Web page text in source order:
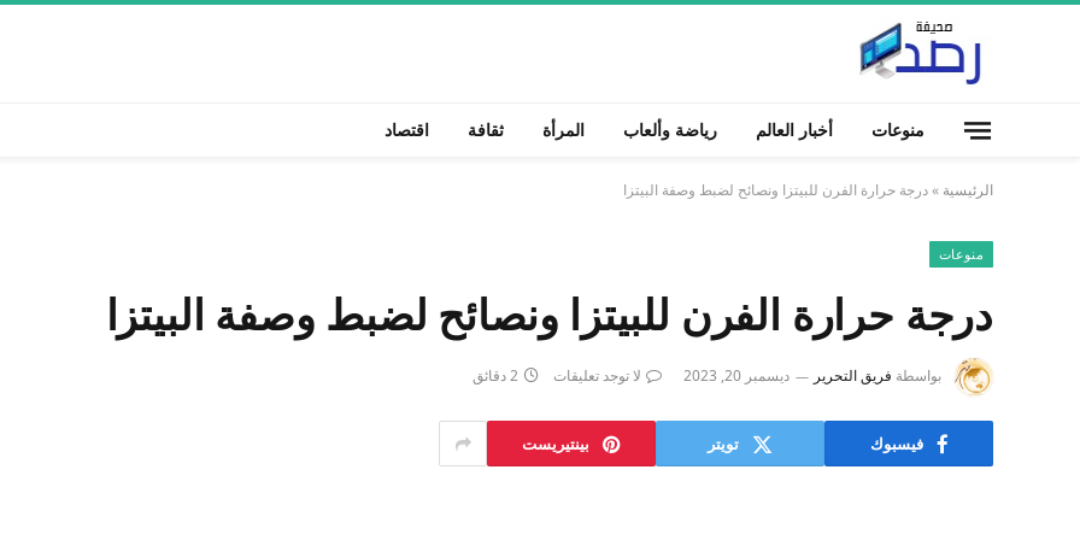
منوعات أخبار العالم رياضة وألعاب المرأة ثقافة اقتصاد
الرئيسية »درجة حرارة الفرن للبيتزا ونصائح لضبط وصفة البيتزا
منوعات
درجة حرارة الفرن للبيتزا ونصائح لضبط وصفة البيتزا
بواسطة فريق التحرير ديسمبر 20, 2023 لا توجد تعليقات 2 دقائق
فيسبوك تويتر بينتيريست